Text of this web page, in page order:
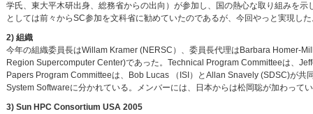
学氏、東大平木研出身、総務省からの出向）が参加し、国の熱心な取り組みを示
としては前々からSC参加を文科省に勧めていたのであるが、今回やっと実現した
2) 組織
今年の組織委員長はWillam Kramer (NERSC）、委員長代理はBarbara Homer-
Region Supercomputer Center)であった。Technical Program Committeeは、
Papers Program Committeeは、Bob Lucas （ISI）とAllan Snavely (SDSC)が
System Softwareに分かれている。メンバーには、日本からは松岡聡が加わって
3) Sun HPC Consortium USA 2005